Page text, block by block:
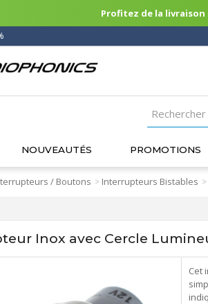
Profitez de la
NOUVEAUTÉS PROMOTIONS
/ Boutons > Interrupteurs Bistables >
Inox avec Cercle
Cet